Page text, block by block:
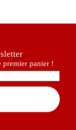
premier panier !